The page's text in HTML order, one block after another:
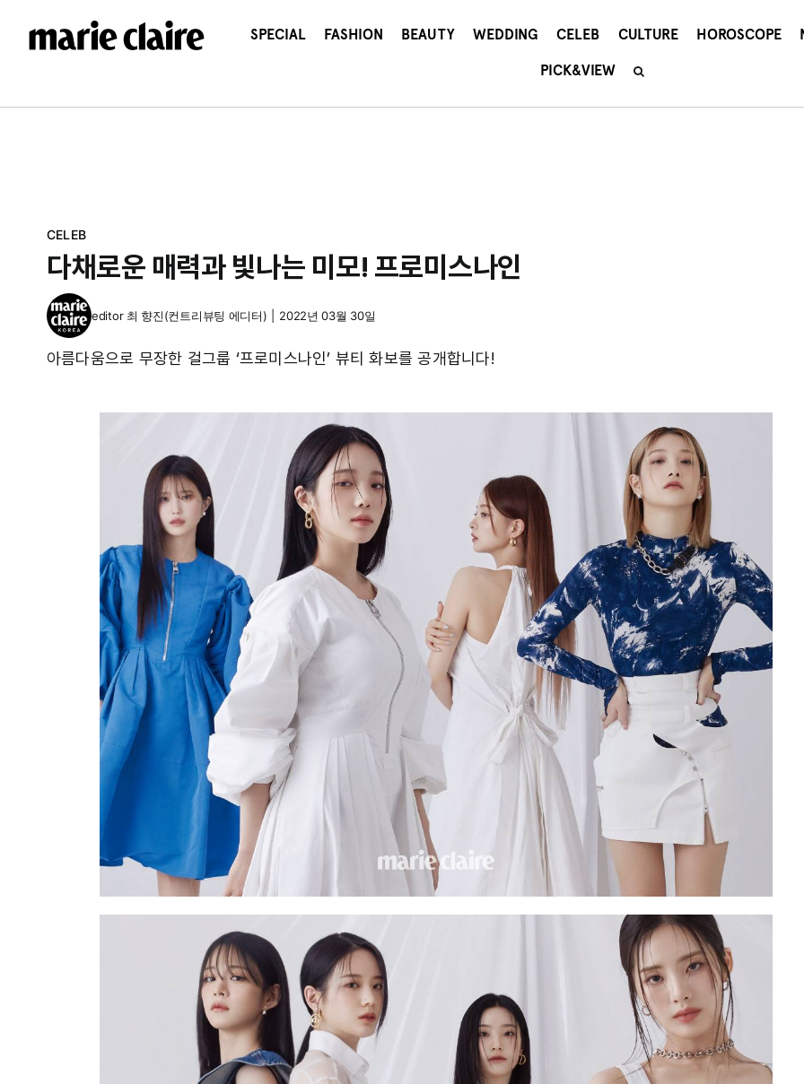
건
SPECIAL FASHION BEAUTY WEDDING CELEB CULTURE HOROSCOPE
PICK&VIEW
CELEB
다채로운 매력과 빛나는 미모! 프로미스나인
editor 최 향진(컨트리뷰팅 에디터) 2022년 03월 30일
아름다움으로 무장한 걸그룹 ‘프로미스나인’ 뷰티 화보를 공개합니다!